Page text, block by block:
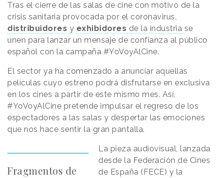
Tras el cierre de las salas de cine con motivo de la
crisis sanitaria provocada por el coronavirus,
distribuidores y exhibidores de la industria se
unen para lanzar un mensaje de confianza al público
español con la campaña #YoVoyAlCine.
El sector ya ha comenzado a anunciar aquellas
películas cuyo estreno podrá disfrutarse en exclusiva
en los cines a partir de este mismo mes. Así,
#YoVoyAlCine pretende impulsar el regreso de los
espectadores a las salas y despertar las emociones
que nos hace sentir la gran pantalla.
Fragmentos de
La pieza audiovisual, lanzada
desde la Federación de Cines
de España (FECE) y la